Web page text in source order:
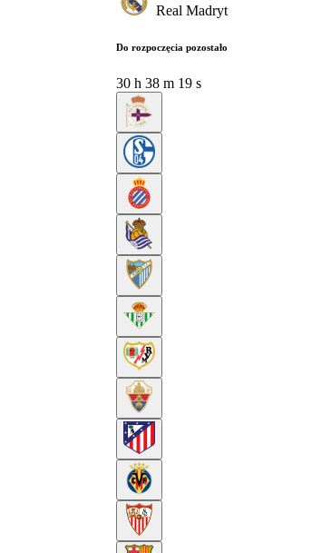
Real Madryt
Do rozpoczęcia pozostało
30 h 38 m 18 s